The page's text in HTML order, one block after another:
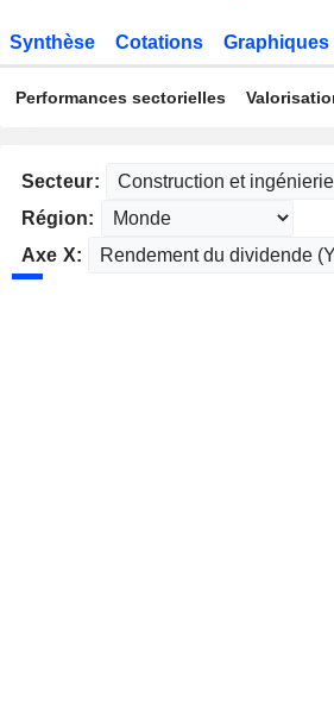
Synthèse Cotations Graphiques
Performances sectorielles
Secteur:
Région:
Axe X: